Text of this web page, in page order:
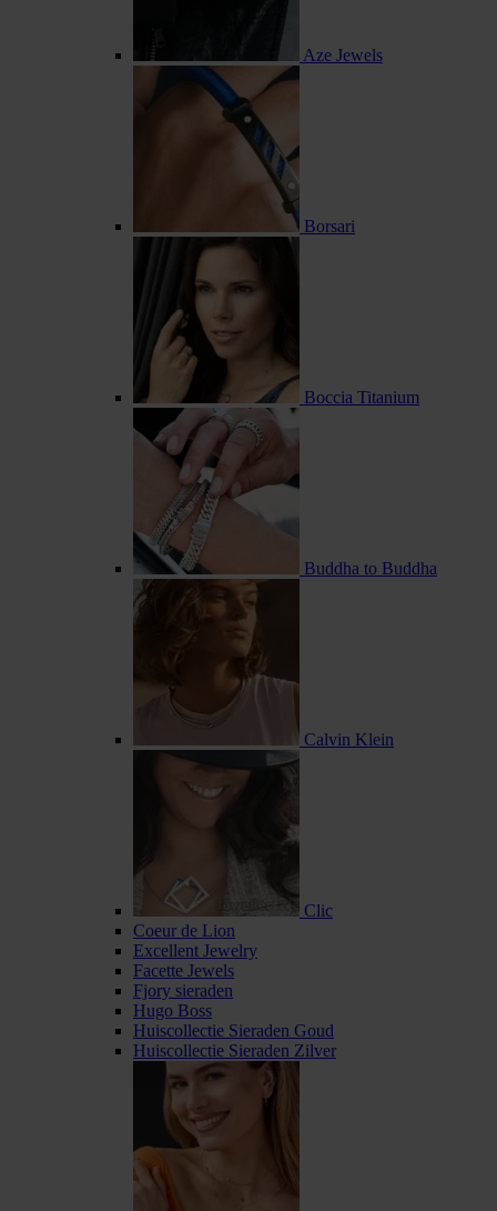
Aze Jewels
Borsari
Boccia Titanium
Buddha to Buddha
Calvin Klein
Clic
Coeur de Lion
Excellent Jewelry
Facette Jewels
Fjory sieraden
Hugo Boss
Huiscollectie Sieraden Goud
Huiscollectie Sieraden Zilver